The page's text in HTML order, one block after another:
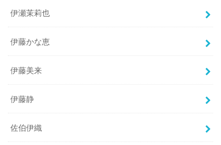
伊瀬茉莉也
伊藤かな恵
伊藤美来
伊藤静
佐伯伊織